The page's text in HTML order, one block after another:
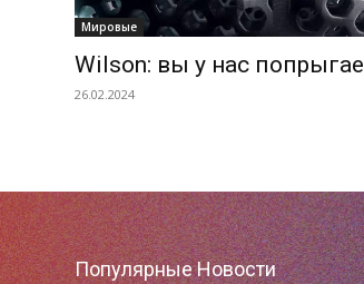
Мировые
Wilson: вы у нас
26.02.2024
Популярные Новости